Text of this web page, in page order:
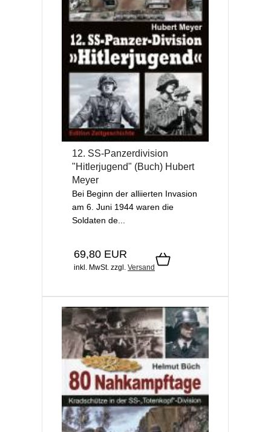
12. SS-Panzerdivision
"Hitlerjugend" (Buch) Hubert
Meyer
Bei Beginn der alliierten Invasion
am 6. Juni 1944 waren die
Soldaten de...
69,80 EUR
inkl. MwSt. zzgl. Versand